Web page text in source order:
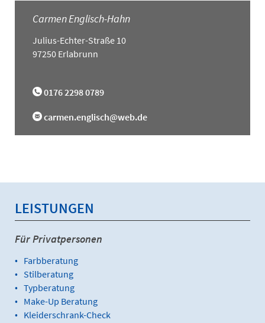
Carmen Englisch-Hahn
Julius-Echter-Straße 10
97250 Erlabrunn
0176 2298 0789
carmen.englisch@web.de
LEISTUNGEN
Für Privatpersonen
Farbberatung
Stilberatung
Typberatung
Make-Up Beratung
Kleiderschrank-Check